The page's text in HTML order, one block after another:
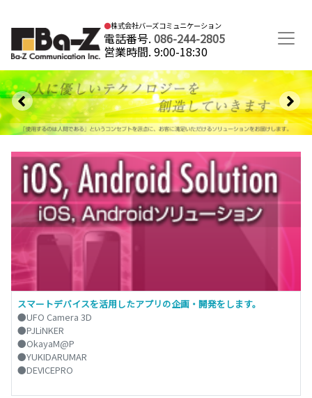
●株式会社バーズコミュニケーション
電話番号.086-244-2805
営業時間. 9:00-18:30
スマートデバイスを活用したアプリの企画・開発をします。
●UFO Camera 3D
●PJLiNKER
●OkayaM@P
●YUKIDARUMAR
●DEVICEPRO